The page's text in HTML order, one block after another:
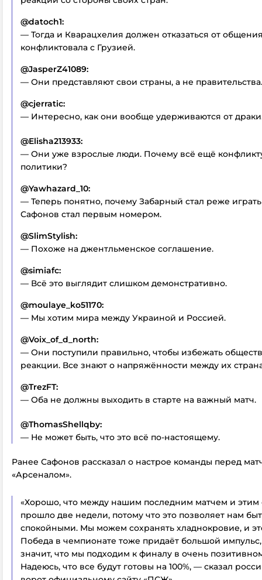
@datoch1:
— Тогда и Кварацхелия должен отказаться от
конфликтовала с Грузией.
@JasperZ41089:
— Они представляют свои страны, а не правительства.
@cjerratic:
— Интересно, как они вообще удерживаются от
@Elisha213933:
— Они уже взрослые люди. Почему всё ещё
политики?
@Yawhazard_10:
— Теперь понятно, почему Забарный стал реже играть
Сафонов стал первым номером.
@SlimStylish:
— Похоже на джентльменское соглашение.
@simiafc:
— Всё это выглядит слишком демонстративно.
@moulaye_ko51170:
— Мы хотим мира между Украиной и Россией.
@Voix_of_d_north:
— Они поступили правильно, чтобы избежать
реакции. Все знают о напряжённости между их
@TrezFT:
— Оба не должны выходить в старте на важный матч.
@ThomasShellqby:
— Не может быть, что это всё по-настоящему.
Ранее Сафонов рассказал о настрое команды перед
«Арсеналом».
«Хорошо, что между нашим последним матчем и
прошло две недели, потому что это позволяет нам
спокойными. Мы можем сохранять хладнокровие, и
Победа в чемпионате тоже придаёт большой импульс,
значит, что мы подходим к финалу в очень
Надеюсь, что все будут готовы на 100%, — сказал